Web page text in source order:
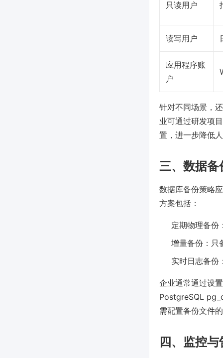
只读用户
读写用户
应用程序账
户
针对不同场景，
业可通过研发项
置，进一步降低
三、数据备
数据库备份策略
方案包括：
定期物理备份
增量备份：只
实时日志备份
企业通常通过设
PostgreSQL
需配置备份文件
四、监控